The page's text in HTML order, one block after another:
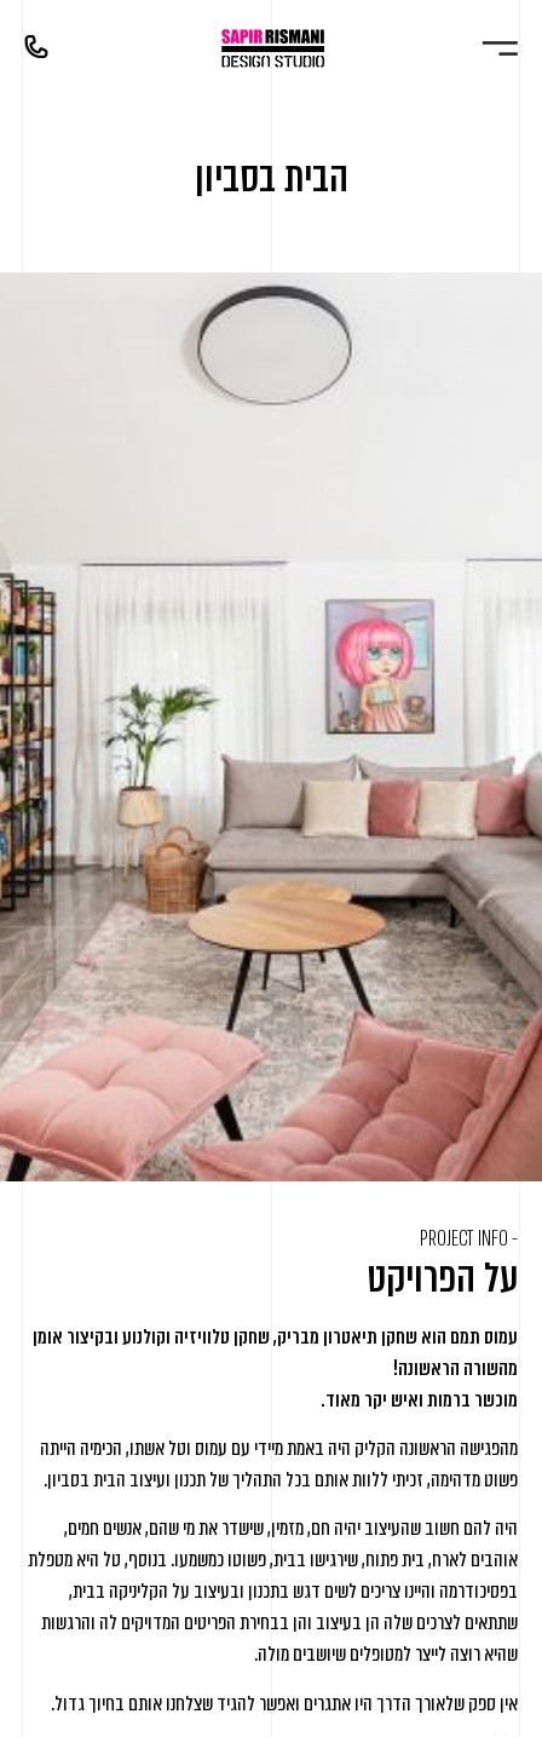
הבית בסביון
- PROJECT INFO
על הפרויקט
עמוס תמם הוא שחקן תיאטרון מבריק, שחקן טלוויזיה וקולנוע ובקיצור אומן
מהשורה הראשונה!
מוכשר ברמות ואיש יקר מאוד.
מהפגישה הראשונה הקליק היה באמת מיידי עם עמוס וטל אשתו, הכימיה הייתה
פשוט מדהימה, זכיתי ללוות אותם בכל התהליך של תכנון ועיצוב הבית בסביון.
היה להם חשוב שהעיצוב יהיה חם, מזמין, שישדר את מי שהם, אנשים חמים,
אוהבים לארח, בית פתוח, שירגישו בבית, פשוטו כמשמעו. בנוסף, טל היא מטפלת
בפסיכודרמה והיינו צריכים לשים דגש בתכנון ובעיצוב על הקליניקה בבית,
שתתאים לצרכים שלה הן בעיצוב והן בבחירת הפריטים המדויקים לה והרגשות
שהיא רוצה לייצר למטופלים שיושבים מולה.
אין ספק שלאורך הדרך היו אתגרים ואפשר להגיד שצלחנו אותם בחיוך גדול.